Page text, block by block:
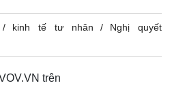
kinh tế tư nhân
Nghị quyết
trên